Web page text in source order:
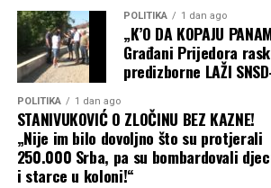
Na najnovije izmišljotine SNSD-a i
je reagovao odbornik PDP/PSS-a
je taksativno i argumentovano srušio
konstrukciju skupštinske većine.
POLITIKA 1 dan ago
„K’O DA KOPAJU
Građani Prijedora
predizborne LAŽI
POLITIKA 1 dan ago
STANIVUKOVIĆ O ZLOČINU BEZ KAZNE!
„Nije im bilo dovoljno što su protjerali
250.000 Srba, pa su bombardovali
i starce u koloni!“